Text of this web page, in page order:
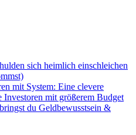
sich heimlich einschleichen
mit System: Eine clevere
mit größerem Budget
du Geldbewusstsein &